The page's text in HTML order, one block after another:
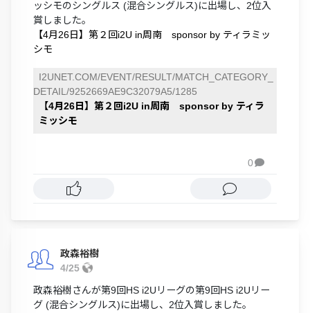
ッシモのシングルス (混合シングルス)に出場し、2位入
賞しました。
【4月26日】第２回i2U in周南 sponsor by ティラミッ
シモ
I2UNET.COM/EVENT/RESULT/MATCH_CATEGORY_
DETAIL/9252669AE9C32079A5/1285
【4月26日】第２回i2U in周南 sponsor by ティラ
ミッシモ
0
政森裕樹
4/25
政森裕樹さんが第9回HS i2Uリーグの第9回HS i2Uリー
グ (混合シングルス)に出場し、2位入賞しました。